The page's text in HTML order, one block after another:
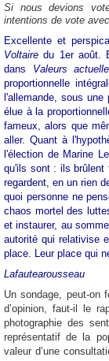
Si nous devions
intentions de vote
Excellente et
Voltaire du 1er août.
dans Valeurs
proportionnelle
l'allemande, sous
élue à la
fameux, alors que
aller. Quant à
l'élection de Marine
qu'ils sont : ils brûlent
regardent, en un rien
quoi personne ne
chaos mortel des
et instaurer, au
autorité qui relativise
place. Leur place qui
Lafautearousseau
Un sondage, peut-on
d’opinion, faut-il le
photographie des
représentatif de la
valeur d’une